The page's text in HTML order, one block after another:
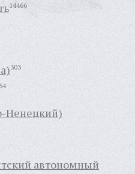
14466
303
Ненецкий)
автономный